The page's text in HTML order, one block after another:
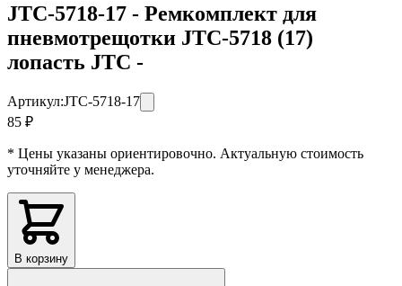
JTC-5718-17 - Ремкомплект для
пневмотрещотки JTC-5718 (17)
лопасть JTC -
Артикул:JTC-5718-17
85 ₽
* Цены указаны ориентировочно. Актуальную стоимость
уточняйте у менеджера.
В корзину